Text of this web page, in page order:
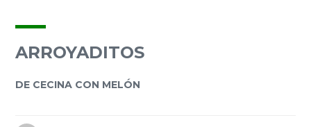
ARROYADITOS
DE CECINA CON MELÓN